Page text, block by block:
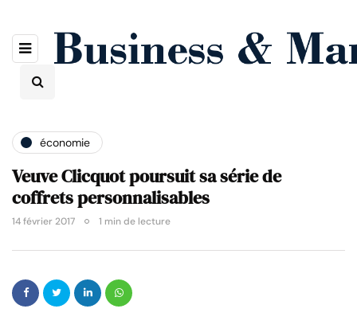
économie
Veuve Clicquot poursuit sa série de
coffrets personnalisables
14 février 2017 1 min de lecture